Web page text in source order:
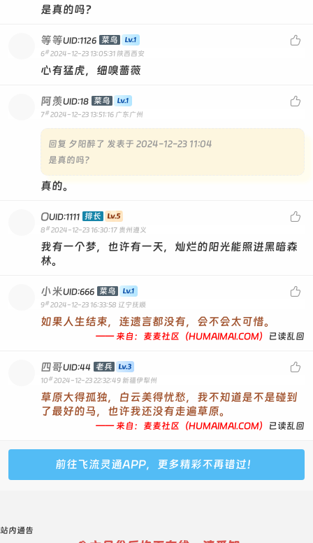
是真的吗？

等等UID:1126 菜鸟
6# 2024-12-23 13:05:31 陕西西安
心有猛虎，细嗅蔷薇

阿羡UID:18 菜鸟
7# 2024-12-23 13:51:16 广东广州
回复 夕阳醉了 发表于 2024-12-23 11:04
是真的吗？
真的。

OUID:1111 排长
8 # 2024-12-23 16:30:17 贵州遵义
我有一个梦，也许有一天，灿烂的阳光能照进黑暗森
林。

小米UID:666 菜鸟
9# 2024-12-23 16:33:58 辽宁抚顺
如果人生结束，连遗言都没有，会不会太可惜。
—— 来自：麦麦社区（HUMAIMAI.COM） 已读乱回

四哥UID:44 老兵
10 # 2024-12-23 22:32:49 新疆伊犁州
草原大得孤独，白云美得忧愁，我不知道是不是碰到
了最好的马，也许我还没有走遍草原。
—— 来自：麦麦社区（HUMAIMAI.COM） 已读乱回
前往飞流灵通APP，更多精彩不再错过！
站内通告